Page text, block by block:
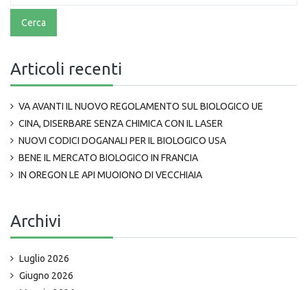
Articoli recenti
VA AVANTI IL NUOVO REGOLAMENTO SUL BIOLOGICO UE
CINA, DISERBARE SENZA CHIMICA CON IL LASER
NUOVI CODICI DOGANALI PER IL BIOLOGICO USA
BENE IL MERCATO BIOLOGICO IN FRANCIA
IN OREGON LE API MUOIONO DI VECCHIAIA
Archivi
Luglio 2026
Giugno 2026